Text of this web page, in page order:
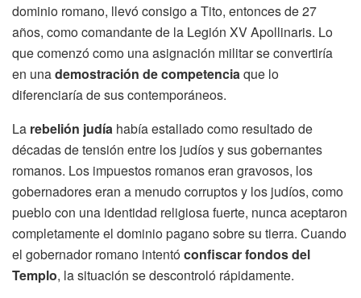
dominio romano, llevó consigo a Tito, entonces de 27
años, como comandante de la Legión XV Apollinaris. Lo
que comenzó como una asignación militar se convertiría
en unademostración de competenciaque lo
diferenciaría de sus contemporáneos.
La rebelión judía había estallado como resultado de
décadas de tensión entre los judíos y sus gobernantes
romanos. Los impuestos romanos eran gravosos, los
gobernadores eran a menudo corruptos y los judíos, como
pueblo con una identidad religiosa fuerte, nunca aceptaron
completamente el dominio pagano sobre su tierra. Cuando
el gobernador romano intentóconfiscar fondos del
Templo, la situación se descontroló rápidamente.